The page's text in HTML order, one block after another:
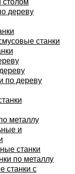
дереву
станки
по дереву
металлу
и
станки
по металлу
станки с